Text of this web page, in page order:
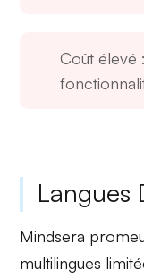
Coût élevé
Langues
Mindsera
multilingues